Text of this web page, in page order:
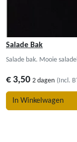
Salade Bak
Salade bak. Mooie
€ 3,50 2 dagen (Incl.
In Winkelwagen